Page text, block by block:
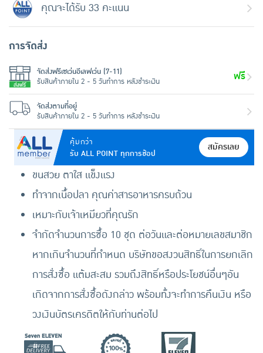
คุ้มกว่า
รับ ALL POINT ทุกการช้อป
สมัครเลย
ขนสวย ตาใส แข็งแรง
ทำจากเนื้อปลา คุณค่าสารอาหารครบถ้วน
เหมาะกับเจ้าเหมียวที่คุณรัก
จำกัดจำนวนการซื้อ 10 ชุด ต่อวันและต่อหมายเลขสมาชิก
หากเกินจำนวนที่กำหนด บริษัทขอสงวนสิทธิ์ในการยกเลิก
การสั่งซื้อ แต้มสะสม รวมถึงสิทธิ์หรือประโยชน์อื่นๆอัน
เกิดจากการสั่งซื้อดังกล่าว พร้อมทั้งจะทำการคืนเงิน หรือ
วงเงินบัตรเครดิตให้กับท่านต่อไป
คุณจะได้รับ 33 คะแนน
การจัดส่ง
จัดส่งฟรีเซเว่นอีเลฟเว่น (7-11)
รับสินค้าภายใน 2 - 5 วันทำการ หลังชำระเงิน
ฟรี
จัดส่งตามที่อยู่
รับสินค้าภายใน 2 - 5 วันทำการ หลังชำระเงิน